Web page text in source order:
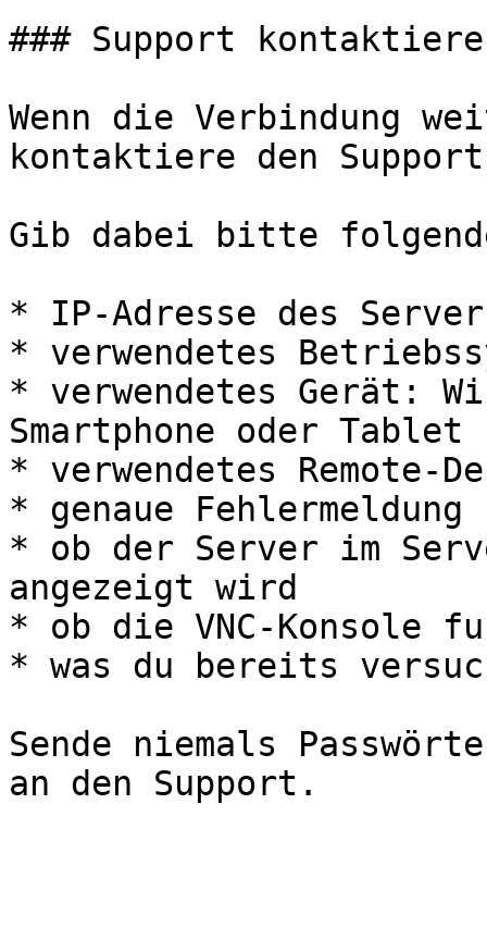
### Support
Wenn die Verbindung
kontaktiere den
Gib dabei bitte
* IP-Adresse des
* verwendetes
* verwendetes Gerät:
Smartphone oder Tablet
* verwendetes Remote-
* genaue Fehlermeldung
* ob der Server im
angezeigt wird
* ob die VNC-Konsole
* was du bereits
Sende niemals